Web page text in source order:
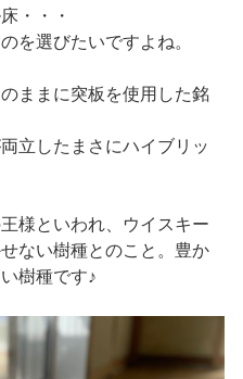
・・・
を選びたいですよね。
ままに突板を使用した銘
立したまさにハイブリッ
様といわれ、ウイスキー
ない樹種とのこと。豊か
樹種です♪